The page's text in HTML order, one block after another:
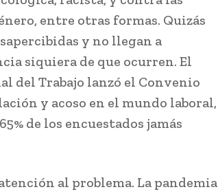
entre otras formas. Quizás
y no llegan a
siquiera de que ocurren. El
del Trabajo lanzó el Convenio
y acoso en el mundo laboral,
de los encuestados jamás
al problema. La pandemia